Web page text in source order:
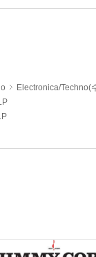
Electronica/Techno(